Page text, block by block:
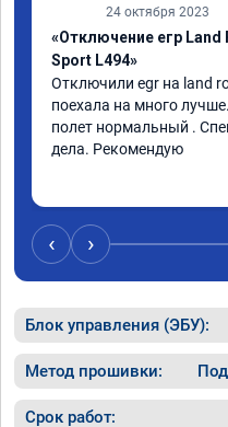
24 октября 2023
«Отключение егр Land
Sport L494»
Отключили egr на land
поехала на много
полет нормальный .
дела. Рекомендую
‹ ›
Блок управления (ЭБУ):
Метод прошивки:
Срок работ: